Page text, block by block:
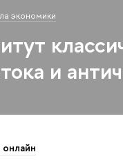
экономики
и